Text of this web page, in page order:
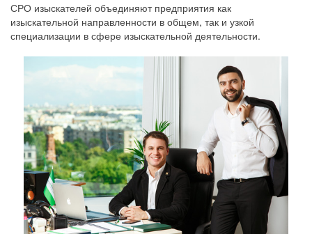
СРО изыскателей объединяют предприятия как
изыскательной направленности в общем, так и узкой
специализации в сфере изыскательной деятельности.